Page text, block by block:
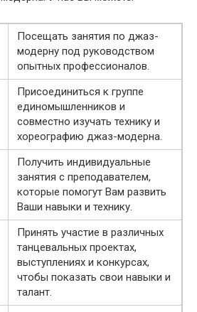
Посещать занятия по джаз-
модерну под руководством
опытных профессионалов.
Присоединиться к группе
единомышленников и
совместно изучать технику и
хореографию джаз-модерна.
Получить индивидуальные
занятия с преподавателем,
которые помогут Вам развить
Ваши навыки и технику.
Принять участие в различных
танцевальных проектах,
выступлениях и конкурсах,
чтобы показать свои навыки и
талант.